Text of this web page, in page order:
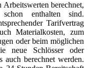
berechnet,
enthalten sind.
Tarifvertrag
Materialkosten, zum
oder beim möglichen
neue Schlösser oder
auch berechnet werden.